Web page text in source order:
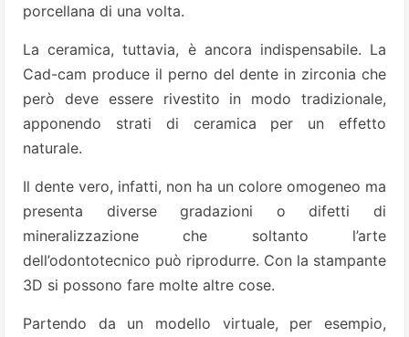
porcellana di una volta.
La ceramica, tuttavia, è ancora indispensabile. La
Cad-cam produce il perno del dente in zirconia che
però deve essere rivestito in modo tradizionale,
apponendo strati di ceramica per un effetto
naturale.
Il dente vero, infatti, non ha un colore omogeneo ma
presenta diverse gradazioni o difetti di
mineralizzazione che soltanto l’arte
dell’odontotecnico può riprodurre. Con la stampante
3D si possono fare molte altre cose.
Partendo da un modello virtuale, per esempio,